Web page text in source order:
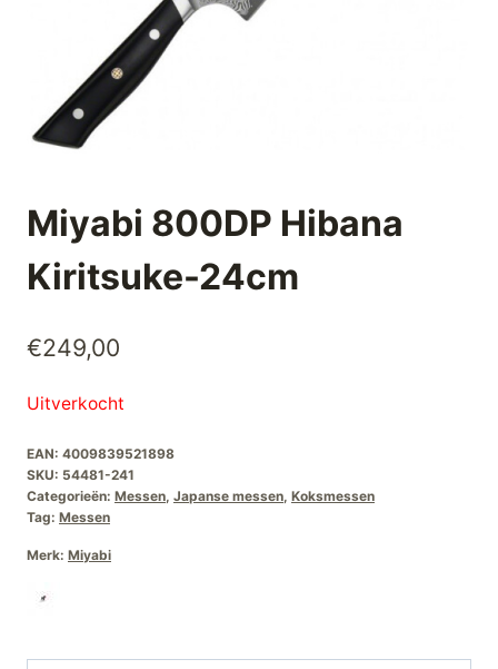
Miyabi 800DP Hibana
Kiritsuke-24cm
€249,00
Uitverkocht
EAN: 4009839521898
SKU: 54481-241
Categorieën: Messen, Japanse messen, Koksmessen
Tag: Messen
Merk: Miyabi